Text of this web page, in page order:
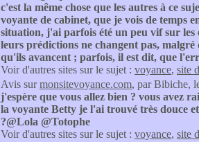
c'est la même chose que les autres à ce
voyante de cabinet, que je vois de temps
situation, j'ai parfois été un peu vif sur les
leurs prédictions ne changent pas,
qu'ils avancent ; parfois, il est dit, que
Voir d'autres sites sur le sujet : voyance, site
Avis surmonsitevoyance.com, par Bibiche,
j'espère que vous allez bien ? vous avez
la voyante Betty je l'ai trouvé très douce
?@Lola @Totophe
Voir d'autres sites sur le sujet : voyance, site